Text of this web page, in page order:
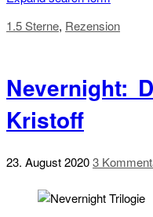
1.5 Sterne, Rezension
Nevernight:
Kristoff
23. August 20203